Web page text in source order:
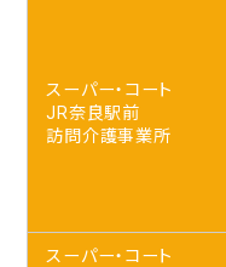
スーパー・コート
JR奈良駅前
訪問介護事業所
スーパー・コート